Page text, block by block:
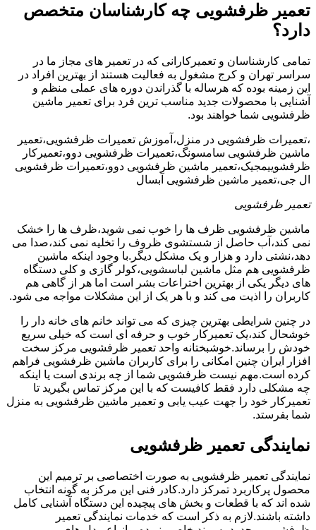
تعمیر ظرفشویی چه کارشناسان متخصص
دارد؟
تمامی کارشناسان و تعمیرکارانی که در تعمیر های مجاز ما در
سراسر تهران و کرج مشغول به فعالیت هستند از بهترین افراد در
این زمینه بوده که هرساله با گذراندن دوره های عملی منظم و
آشنایی با محصولات جدید مناسب ترین فرد برای تعمیر ماشین
ظرفشویی شما خواهند بود.
،تعمیرات ظرفشویی در منزل،آموزش تعمیرات ظرفشویی،تعمیر
ماشین ظرفشویی سامسونگ،تعمیرات ظرفشویی دوو،تعمیرکار
ظرفشوییمجیک،تعمیر ماشین ظرفشویی دوو،تعمیرات ظرفشویی
ال جی،تعمیر ماشین ظرفشویی آبسال
تعمیر ظرفشویی
ماشین ظرفشویی ظرف ها را خوب نمی شوید،ظرف ها را خشک
نمی کند،آب حاصل از شستشوی ظروف را تخلیه نمی کند،صدا می
دهد،نشتی دارد و هزار و یک مشکل دیگر.با وجود اینکه ماشین
ظرفشویی هم مثل ماشین لباسشویی،کولر گازی و کلی دستگاه
های دیگر یکی از بهترین اختراعات بشر است اما هر از گاهی هم
کاربران را اذیت می کند و با هر یک از این مشکلات مواجه می شود.
در چنین شرایطی بهترین چیزی که می تواند خانم های خانه دار را
خوشحال کند،یک تعمیرکار خوب و حرفه ای است که خیلی سریع
خودش را برساند.خوشبختانه واحد تعمیر ظرفشویی مرکز سخت
افزار ایران چنین امکانی را برای کاربران ماشین ظرفشویی فراهم
کرده است.مهم نیست ظرفشویی شما از چه برندی است یا اینکه
چه مشکلی دارد فقط کافیست که با این مرکز تماس بگیرید تا
تعمیرکار خود را جهت عیب یابی و تعمیر ماشین ظرفشویی به منزل
شما بفرستد.
نمایندگی تعمیر ظرفشویی
نمایندگی تعمیر ظرفشویی به صورت اختصاصی بر ترمیم این
محصول پرکاربرد تمرکز دارد.کادر فنی این مرکز به گونه انتخاب
شده اند که با قطعات و بخش های پیچیده این دستگاه آشنایی کامل
داشته باشند.لازم به ذکر است که خدمات نمایندگی تعمیر